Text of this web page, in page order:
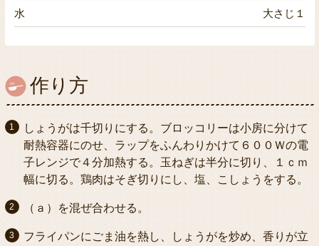
水 大さじ１
作り方
しょうがは千切りにする。ブロッコリーは小房に分けて
耐熱容器にのせ、ラップをふんわりかけて６００Ｗの電
子レンジで４分加熱する。玉ねぎは半分に切り、１ｃｍ
幅に切る。鶏肉はそぎ切りにし、塩、こしょうをする。
（ａ）を混ぜ合わせる。
フライパンにごま油を熱し、しょうがを炒め、香りが立